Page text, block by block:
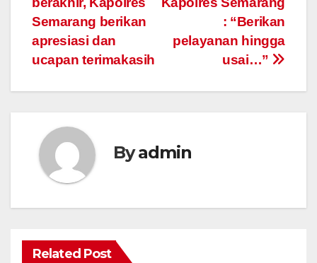
: “Berikan
pelayanan hingga
usai…”
Semarang berikan
apresiasi dan
ucapan terimakasih
Byadmin
Related Post